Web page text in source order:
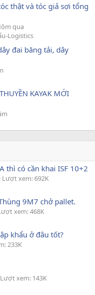
thật và tóc giả sợi tổng
qua
Logistics
đai băng tải, dây
KAYAK MỚI
thì có cần khai ISF 10+2
Lượt xem: 692K
9M7 chở pallet.
xem: 468K
khẩu ở đâu tốt?
233K
Lượt xem: 143K